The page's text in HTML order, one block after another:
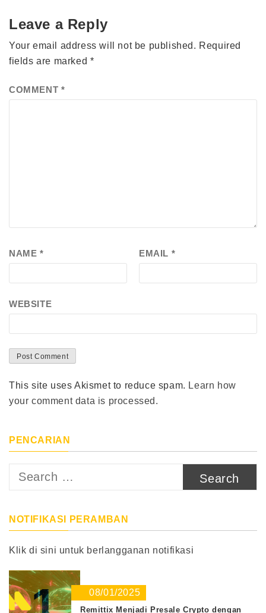
Leave a Reply
Your email address will not be published. Required
fields are marked *
COMMENT *
NAME * EMAIL *
WEBSITE
This site uses Akismet to reduce spam. Learn how
your comment data is processed.
PENCARIAN
Search
NOTIFIKASI PERAMBAN
Klik di sini untuk berlangganan notifikasi
08/01/2025
Remittix Menjadi Presale Crypto dengan